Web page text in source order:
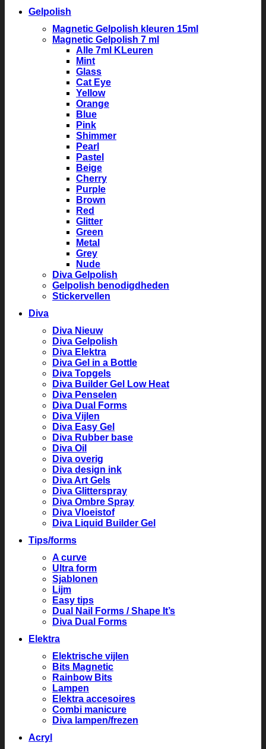
Gelpolish
Magnetic Gelpolish kleuren 15ml
Magnetic Gelpolish 7 ml
Alle 7ml KLeuren
Mint
Glass
Cat Eye
Yellow
Orange
Blue
Pink
Shimmer
Pearl
Pastel
Beige
Cherry
Purple
Brown
Red
Glitter
Green
Metal
Grey
Nude
Diva Gelpolish
Gelpolish benodigdheden
Stickervellen
Diva
Diva Nieuw
Diva Gelpolish
Diva Elektra
Diva Gel in a Bottle
Diva Topgels
Diva Builder Gel Low Heat
Diva Penselen
Diva Dual Forms
Diva Vijlen
Diva Easy Gel
Diva Rubber base
Diva Oil
Diva overig
Diva design ink
Diva Art Gels
Diva Glitterspray
Diva Ombre Spray
Diva Vloeistof
Diva Liquid Builder Gel
Tips/forms
A curve
Ultra form
Sjablonen
Lijm
Easy tips
Dual Nail Forms / Shape It’s
Diva Dual Forms
Elektra
Elektrische vijlen
Bits Magnetic
Rainbow Bits
Lampen
Elektra accesoires
Combi manicure
Diva lampen/frezen
Acryl